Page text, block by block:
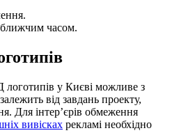
часом.
у Києві можливе з
від завдань проекту,
Для інтер’єрів обмеження
вивісках рекламі необхідно